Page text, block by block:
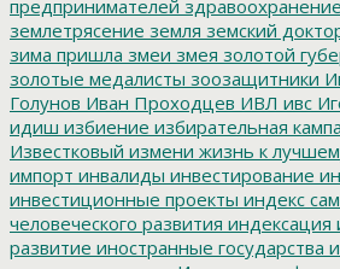
предпринимателей здравоохранение
землетрясение земля земский
зима пришла змеи змея золотой
золотые медалисты зоозащитники
Голунов Иван Проходцев ИВЛ ивс
идиш избиение избирательная
Известковый измени жизнь к
импорт инвалиды инвестирование
инвестиционные проекты индекс
человеческого развития индексация
развитие иностранные государства